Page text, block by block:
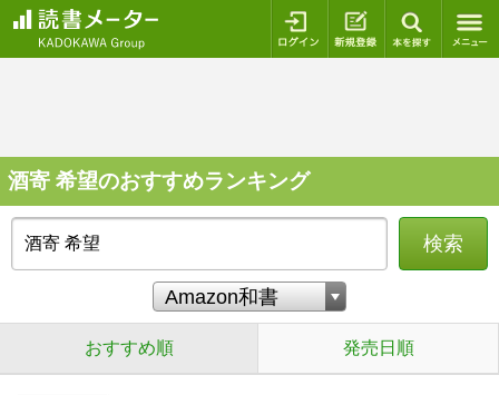
ログイン 新規登録
酒寄 希望のおすすめランキング
検索
おすすめ順 発売日順